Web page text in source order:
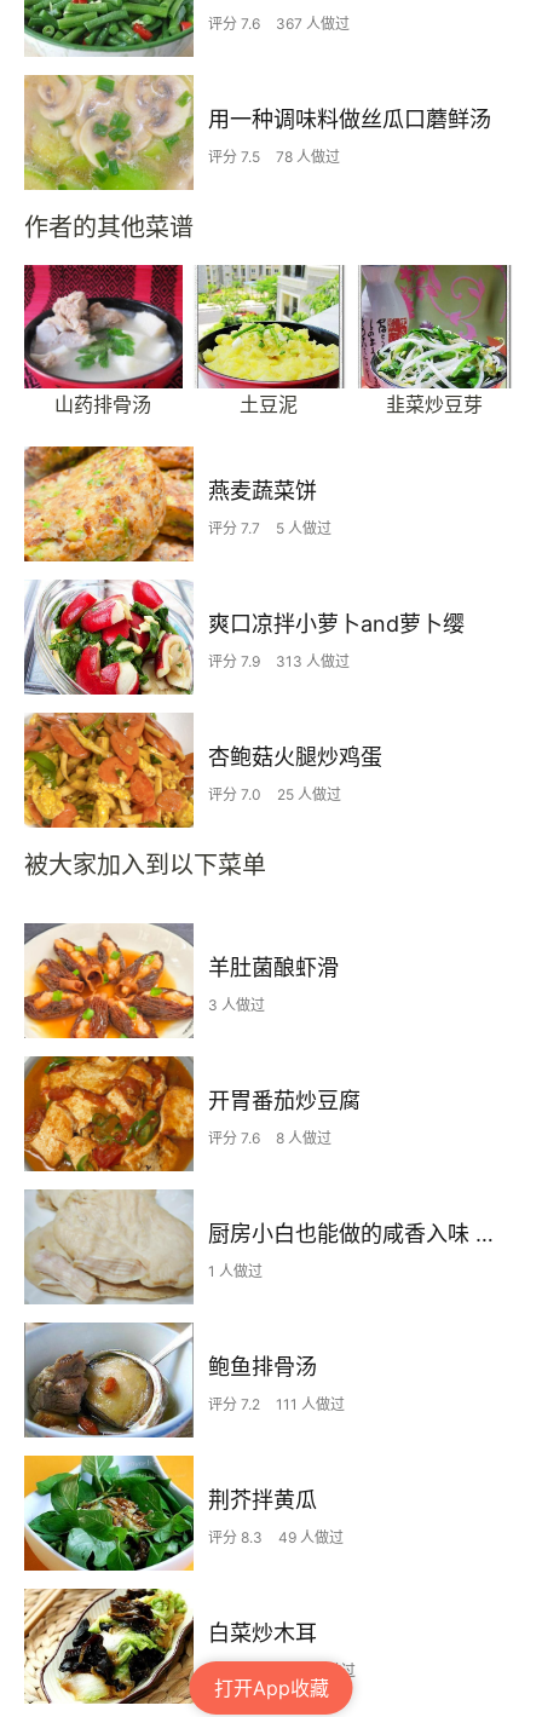
打开App收藏
评分 7.6 367 人做过
用一种调味料做丝瓜口蘑鲜汤
评分 7.5 78 人做过
作者的其他菜谱
山药排骨汤 土豆泥 韭菜炒豆芽
燕麦蔬菜饼
评分 7.7 5 人做过
爽口凉拌小萝卜and萝卜缨
评分 7.9 313 人做过
杏鲍菇火腿炒鸡蛋
评分 7.0 25 人做过
被大家加入到以下菜单
羊肚菌酿虾滑
3 人做过
开胃番茄炒豆腐
评分 7.6 8 人做过
厨房小白也能做的咸香入味 鲜嫩多汁的盐水鸡胸肉
1 人做过
鲍鱼排骨汤
评分 7.2 111 人做过
荆芥拌黄瓜
评分 8.3 49 人做过
白菜炒木耳
1757 人做过